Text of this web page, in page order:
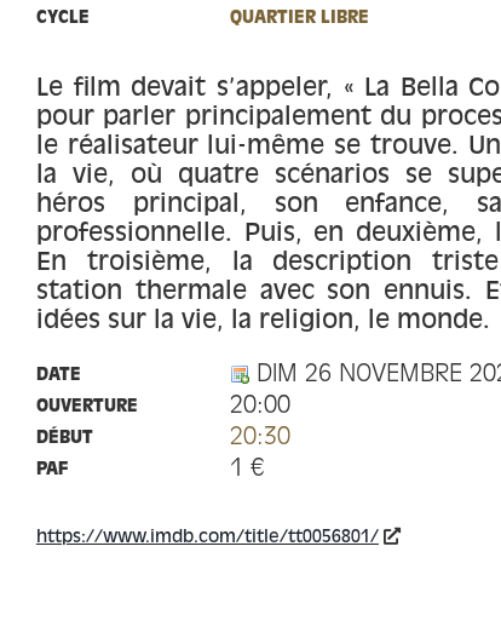
CYCLE QUARTIER LIBRE
Le film devait s’appeler, « La Bella
pour parler principalement du
le réalisateur lui-même se trouve.
la vie, où quatre scénarios se
héros principal, son enfance,
professionnelle. Puis, en deuxième,
En troisième, la description
station thermale avec son ennuis.
idées sur la vie, la religion, le monde.
DATE DIM 26 NOVEMBRE
OUVERTURE 20:00
DÉBUT 20:30
PAF 1 €
https://www.imdb.com/title/tt0056801/